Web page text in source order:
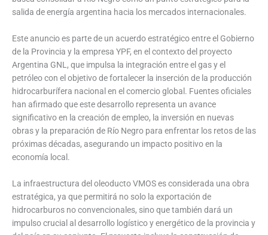
salida de energía argentina hacia los mercados internacionales.
Este anuncio es parte de un acuerdo estratégico entre el Gobierno
de la Provincia y la empresa YPF, en el contexto del proyecto
Argentina GNL, que impulsa la integración entre el gas y el
petróleo con el objetivo de fortalecer la inserción de la producción
hidrocarburífera nacional en el comercio global. Fuentes oficiales
han afirmado que este desarrollo representa un avance
significativo en la creación de empleo, la inversión en nuevas
obras y la preparación de Río Negro para enfrentar los retos de las
próximas décadas, asegurando un impacto positivo en la
economía local.
La infraestructura del oleoducto VMOS es considerada una obra
estratégica, ya que permitirá no solo la exportación de
hidrocarburos no convencionales, sino que también dará un
impulso crucial al desarrollo logístico y energético de la provincia y